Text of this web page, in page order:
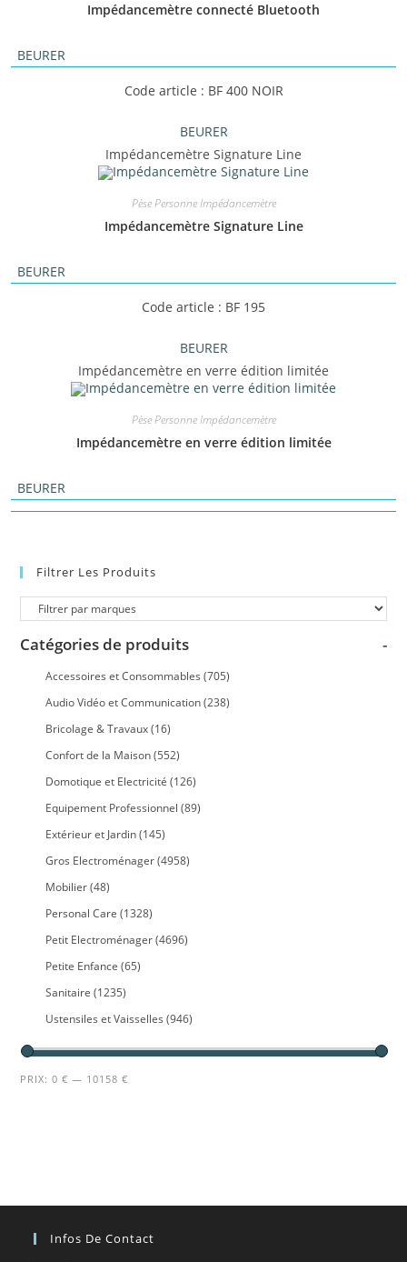
Impédancemètre connecté Bluetooth
BEURER
Code article : BF 400 NOIR
BEURER
Impédancemètre Signature Line
Pèse Personne Impédancemètre
Impédancemètre Signature Line
BEURER
Code article : BF 195
BEURER
Impédancemètre en verre édition limitée
Pèse Personne Impédancemètre
Impédancemètre en verre édition limitée
BEURER
Filtrer Les Produits
Catégories de produits -
Accessoires et Consommables (705)
Audio Vidéo et Communication (238)
Bricolage & Travaux (16)
Confort de la Maison (552)
Domotique et Electricité (126)
Equipement Professionnel (89)
Extérieur et Jardin (145)
Gros Electroménager (4958)
Mobilier (48)
Personal Care (1328)
Petit Electroménager (4696)
Petite Enfance (65)
Sanitaire (1235)
Ustensiles et Vaisselles (946)
PRIX:0 € — 10158 €
Infos De Contact